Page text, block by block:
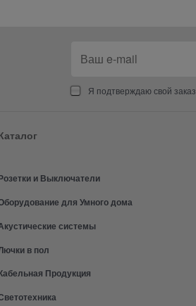
Я подтверждаю свой заказ.
и Выключатели
для Умного дома
системы
в пол
Продукция